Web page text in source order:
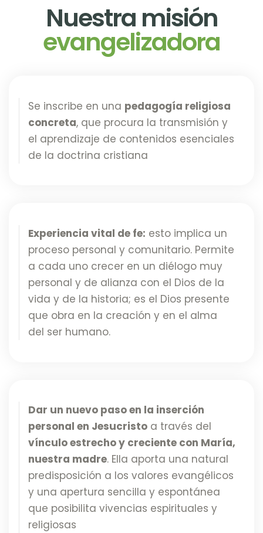
Nuestra misión
evangelizadora
Se inscribe en una pedagogía religiosa
concreta, que procura la transmisión y
el aprendizaje de contenidos esenciales
de la doctrina cristiana
Experiencia vital de fe: esto implica un
proceso personal y comunitario. Permite
a cada uno crecer en un diélogo muy
personal y de alianza con el Dios de la
vida y de la historia; es el Dios presente
que obra en la creación y en el alma
del ser humano.
Dar un nuevo paso en la inserción
personal en Jesucristoa través del
vínculo estrecho y creciente con María,
nuestra madre. Ella aporta una natural
predisposición a los valores evangélicos
y una apertura sencilla y espontánea
que posibilita vivencias espirituales y
religiosas